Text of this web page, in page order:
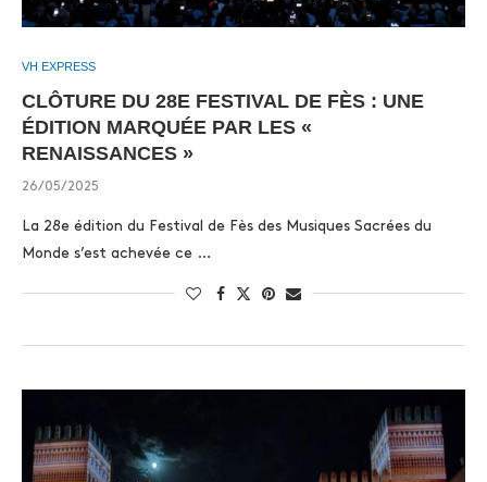
VH EXPRESS
CLÔTURE DU 28E FESTIVAL DE FÈS : UNE
ÉDITION MARQUÉE PAR LES «
RENAISSANCES »
26/05/2025
La 28e édition du Festival de Fès des Musiques Sacrées du
Monde s’est achevée ce …